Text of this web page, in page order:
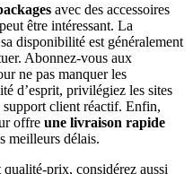
avec des accessoires
être intéressant. La
disponibilité est généralement
Abonnez-vous aux
ne pas manquer les
d’esprit, privilégiez les sites
support client réactif. Enfin,
offre une livraison rapide
meilleurs délais.
prix, considérez aussi